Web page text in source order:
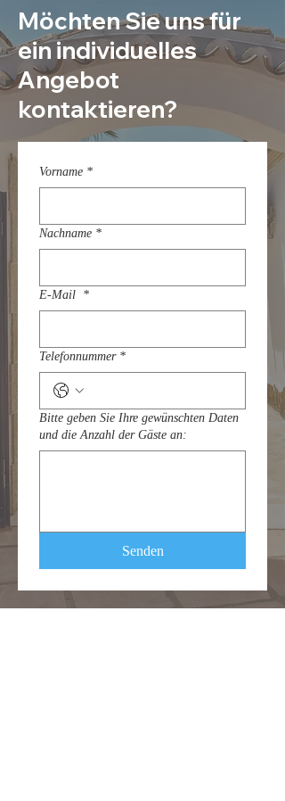
Möchten Sie uns für
ein individuelles
Angebot
kontaktieren?
Vorname *
Nachname *
E-Mail *
Telefonnummer *
Bitte geben Sie Ihre gewünschten Daten
und die Anzahl der Gäste an:
Senden